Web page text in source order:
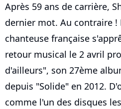
Après 59 ans de carrière,
dernier mot. Au contraire !
chanteuse française
retour musical le 2 avril
d'ailleurs", son 27ème
depuis "Solide" en 2012.
comme l'un des disques